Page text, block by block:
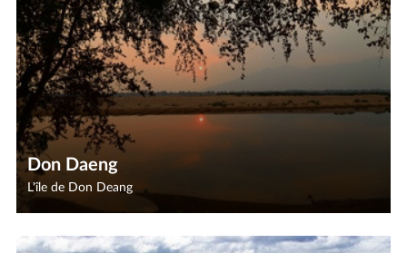
Don Daeng
L'île de Don Deang